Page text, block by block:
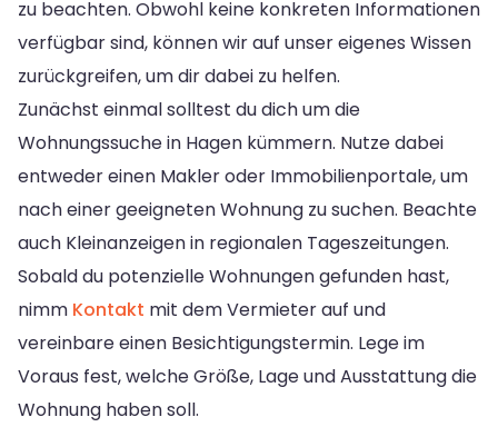
zu beachten. Obwohl keine konkreten Informationen
verfügbar sind, können wir auf unser eigenes Wissen
zurückgreifen, um dir dabei zu helfen.
Zunächst einmal solltest du dich um die
Wohnungssuche in Hagen kümmern. Nutze dabei
entweder einen Makler oder Immobilienportale, um
nach einer geeigneten Wohnung zu suchen. Beachte
auch Kleinanzeigen in regionalen Tageszeitungen.
Sobald du potenzielle Wohnungen gefunden hast,
nimm Kontakt mit dem Vermieter auf und
vereinbare einen Besichtigungstermin. Lege im
Voraus fest, welche Größe, Lage und Ausstattung die
Wohnung haben soll.